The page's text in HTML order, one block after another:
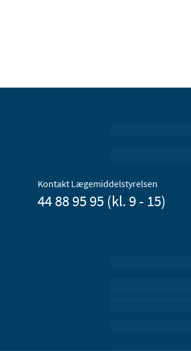
Kontakt Lægemiddelstyrelsen
44 88 95 95 (kl. 9 - 15)